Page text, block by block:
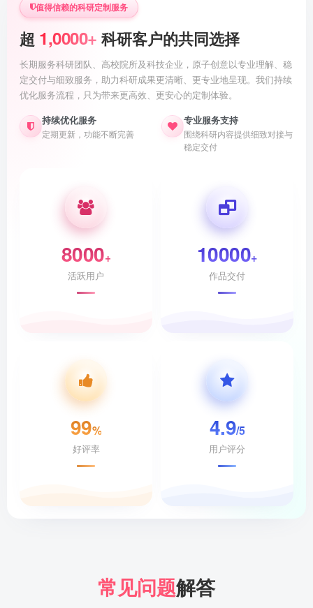
值得信赖的科研定制服务
超 1,0000+ 科研客户的共同选择
长期服务科研团队、高校院所及科技企业，原子创意以专业理解、稳
定交付与细致服务，助力科研成果更清晰、更专业地呈现。我们持续
优化服务流程，只为带来更高效、更安心的定制体验。
持续优化服务
定期更新，功能不断完善
专业服务支持
围绕科研内容提供细致对接与
稳定交付
8000+
活跃用户
10000+
作品交付
99%
好评率
4.9/5
用户评分
常见问题解答